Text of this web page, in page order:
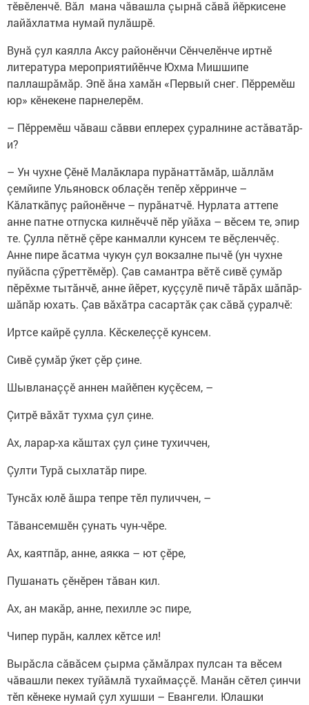
тӗвӗленчӗ. Вăл мана чăвашла çырнă сăвă йӗркисене
лайăхлатма нумай пулăшрӗ.
Вунă çул каялла Аксу районӗнчи Сӗнчелӗнче иртнӗ
литература мероприятийӗнче Юхма Мишшипе
паллашрăмăр. Эпӗ ăна хамăн «Первый снег. Пӗрремӗш
юр» кӗнекене парнелерӗм.
– Пӗрремӗш чăваш сăвви еплерех çуралнине астăватăр-
и?
– Ун чухне Çӗнӗ Малăклара пурăнаттăмăр, шăллăм
çемйипе Ульяновск облаçӗн тепӗр хӗрринче –
Кăлаткăпуç районӗнче – пурăнатчӗ. Нурлата аттепе
анне патне отпуска килнӗччӗ пӗр уйăха – вӗсем те, эпир
те. Çулла пӗтнӗ çӗре канмалли кунсем те вӗçленчӗç.
Анне пире ăсатма чукун çул вокзалне пычӗ (ун чухне
пуйăспа çӳреттӗмӗр). Çав самантра вӗтӗ сивӗ çумăр
пӗрӗхме тытăнчӗ, анне йӗрет, куççулӗ пичӗ тăрăх шăпăр-
шăпăр юхать. Çав вăхăтра сасартăк çак сăвă çуралчӗ:
Иртсе кайрӗ çулла. Кӗскелеççӗ кунсем.
Сивӗ çумăр ӳкет çӗр çине.
Шывланаççӗ аннен майӗпен куçӗсем, –
Çитрӗ вăхăт тухма çул çине.
Ах, ларар-ха кăштах çул çине тухиччен,
Çулти Турă сыхлатăр пире.
Тунсăх юлӗ ăшра тепре тӗл пуличчен, –
Тăвансемшӗн çунать чун-чӗре.
Ах, каятпăр, анне, аякка – ют çӗре,
Пушанать çӗнӗрен тăван кил.
Ах, ан макăр, анне, пехилле эс пире,
Чипер пурăн, каллех кӗтсе ил!
Вырăсла сăвăсем çырма çăмăлрах пулсан та вӗсем
чăвашли пекех туйăмлă тухаймаççӗ. Манăн сӗтел çинчи
тӗп кӗнеке нумай çул хушши – Евангели. Юлашки